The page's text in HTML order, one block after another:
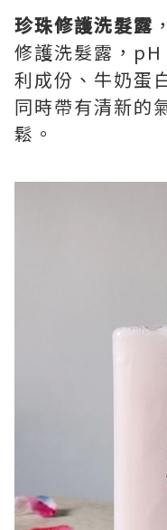
珍珠修護洗髮露
修護洗髮露， pH
利成份、牛奶蛋
同時帶有清新的
鬆。